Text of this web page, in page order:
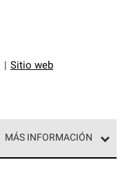
Sitio web
MÁS INFORMACIÓN